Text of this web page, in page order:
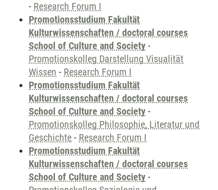
- Research Forum I
Promotionsstudium Fakultät
Kulturwissenschaften / doctoral courses
School of Culture and Society -
Promotionskolleg Darstellung Visualität
Wissen - Research Forum I
Promotionsstudium Fakultät
Kulturwissenschaften / doctoral courses
School of Culture and Society -
Promotionskolleg Philosophie, Literatur und
Geschichte - Research Forum I
Promotionsstudium Fakultät
Kulturwissenschaften / doctoral courses
School of Culture and Society -